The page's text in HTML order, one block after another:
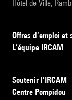
Hôtel de Ville,
Offres d’emploi et
L’équipe IRCAM
Soutenir l’IRCAM
Centre Pompidou